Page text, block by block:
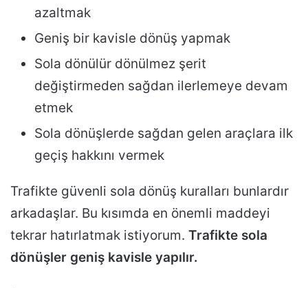
azaltmak
Geniş bir kavisle dönüş yapmak
Sola dönülür dönülmez şerit
değiştirmeden sağdan ilerlemeye devam
etmek
Sola dönüşlerde sağdan gelen araçlara ilk
geçiş hakkını vermek
Trafikte güvenli sola dönüş kuralları bunlardır
arkadaşlar. Bu kısımda en önemli maddeyi
tekrar hatırlatmak istiyorum. Trafikte sola
dönüşler geniş kavisle yapılır.